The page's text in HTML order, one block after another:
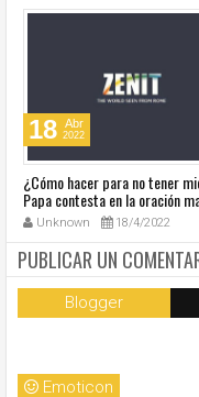
18 Abr
2022
¿Cómo hacer para no tener
Papa contesta en la oración
de este lunes en la Plaza de San
Pedro
Unknown 18/4/2022
PUBLICAR UN
Blogger
Emoticon